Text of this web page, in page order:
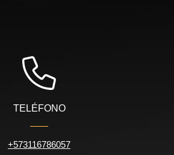
TELÉFONO
+573116786057